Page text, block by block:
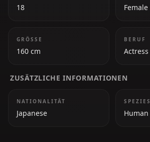
18 Female
GRÖSSE
160 cm
BERUF
Actress
ZUSÄTZLICHE INFORMATIONEN
NATIONALITÄT
Japanese
SPEZIES
Human